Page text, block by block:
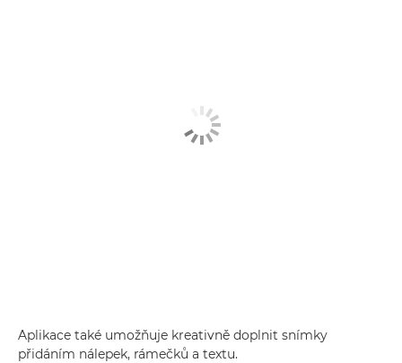
Aplikace také umožňuje kreativně doplnit snímky
přidáním nálepek, rámečků a textu.